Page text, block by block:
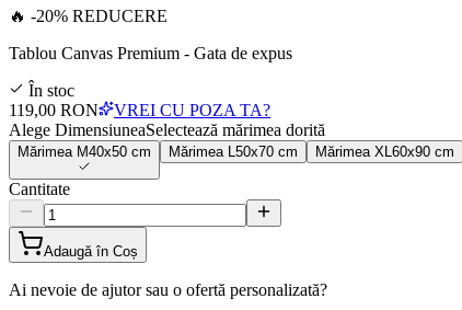
🔥 -20% REDUCERE
Tablou Canvas Premium - Gata de expus
În stoc
119,00 RON
VREI CU POZA TA?
Alege DimensiuneaSelectează mărimea dorită
Mărimea M40x50 cm Mărimea 50x70 cm Mărimea XL 60x90 cm
Cantitate
Adaugă în Coș
Ai nevoie de ajutor sau o ofertă personalizată?